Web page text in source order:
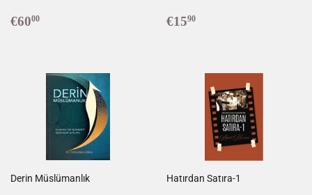
Prix
€6000
Prix
€1590
Derin Müslümanlık Hatırdan Satıra-1